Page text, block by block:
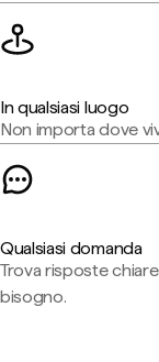
In qualsiasi luogo
Non importa dove
Qualsiasi domanda
Trova risposte
bisogno.